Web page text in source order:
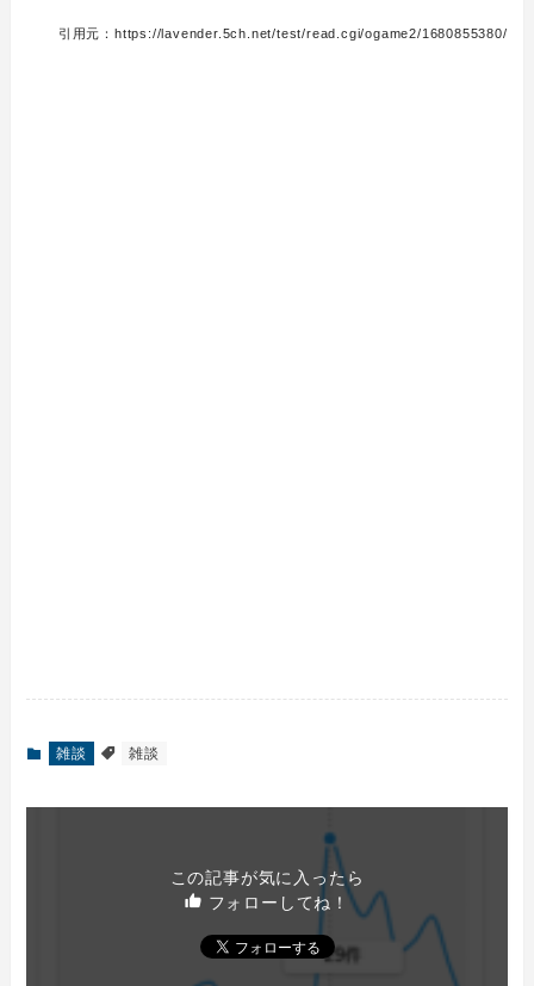
引用元：https://lavender.5ch.net/test/read.cgi/ogame2/1680855380/
雑談 雑談
この記事が気に入ったら
フォローしてね！